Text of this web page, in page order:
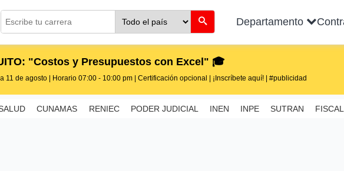
Departamento
"Costos y Presupuestos con Excel" 🎓
11 de agosto | Horario 07:00 - 10:00 pm | Certificación opcional | ¡Inscríbete aquí! | #publicidad
CUNAMAS RENIEC PODER JUDICIAL INEN INPE SUTRAN